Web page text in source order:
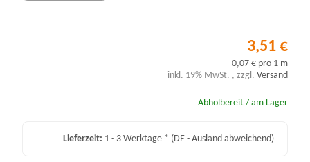
3,51 €
0,07 € pro 1 m
inkl. 19% MwSt. , zzgl. Versand
Abholbereit / am Lager
Lieferzeit: 1 - 3 Werktage * (DE - Ausland abweichend)